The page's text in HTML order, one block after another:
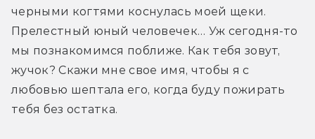
черными когтями коснулась моей щеки.
Прелестный юный человечек… Уж сегодня­-то
мы познакомимся поближе. Как тебя зовут,
жучок? Скажи мне свое имя, чтобы я с
любовью шептала его, когда буду пожирать
тебя без остатка.